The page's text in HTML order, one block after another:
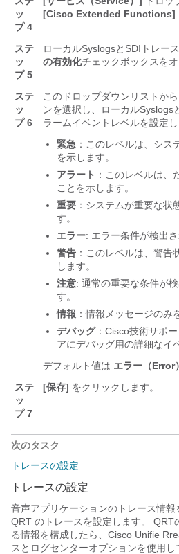
ッ
プ 4
[Cisco Extended Functions]
ステ
ッ
プ 5
ローカルSyslogsとSDIトレー
の有効化チェックボックスをオ
ステ
ッ
プ 6
このドロップダウンリストか
ンを選択し、ローカルSyslogs
ラームイベントレベルを設定し
緊急 ：このレベルは、シス
を示します。
アラート ：このレベルは、
ことを示します。
重要 ：システムが重要な状
す。
エラー: エラー条件が検出
警告 ：このレベルは、警告
します。
注意: 通常の重要な条件が
す。
情報 ：情報メッセージのみ
デバッグ：Cisco技術サポ
アにデバッグ用の詳細なイ
デフォルト値は エラー（Error）
ステ
ッ
プ 7
[保存] をクリックします。
次のタスク
トレースの設定
トレースの設定
音声アプリケーションのトレース情報
QRT のトレースを設定します。 QRT
る情報を構成したら、Cisco Unifie
スとログセンターオプションを使用